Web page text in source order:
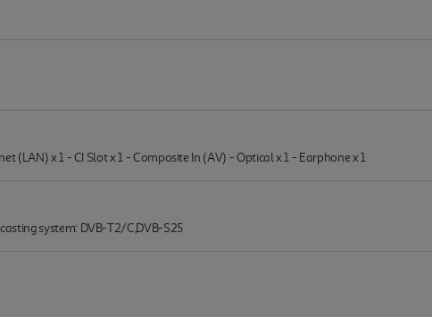
(LAN) x 1 - CI Slot x 1 - Composite In (AV) - Optical x 1 - Earphone x 1
system: DVB-T2/C,DVB-S25